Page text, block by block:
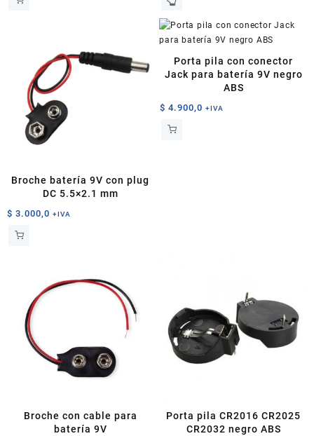
Broche batería 9V con plug
DC 5.5×2.1 mm
$ 3.000,0 +IVA
Porta pila con conector
Jack para batería 9V negro
ABS
$ 4.900,0 +IVA
Broche con cable para
batería 9V
Porta pila CR2016 CR2025
CR2032 negro ABS